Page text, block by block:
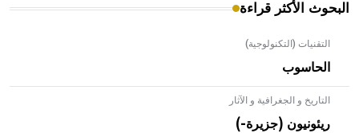
البحوث الأكثر قراءة
التقنيات (التكنولوجية)
الحاسوب
التاريخ و الجغرافية و الآثار
ريئونيون (جزيرة-)